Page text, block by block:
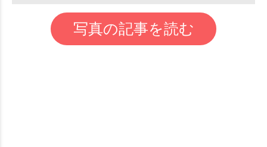
写真の記事を読む